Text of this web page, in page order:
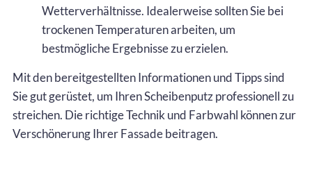
Wetterverhältnisse. Idealerweise sollten Sie bei
trockenen Temperaturen arbeiten, um
bestmögliche Ergebnisse zu erzielen.
Mit den bereitgestellten Informationen und Tipps sind
Sie gut gerüstet, um Ihren Scheibenputz professionell zu
streichen. Die richtige Technik und Farbwahl können zur
Verschönerung Ihrer Fassade beitragen.